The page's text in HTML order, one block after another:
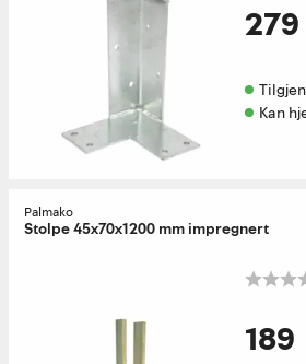
279
Kan
Palmako
Stolpe 45x70x1200 mm impregnert
189